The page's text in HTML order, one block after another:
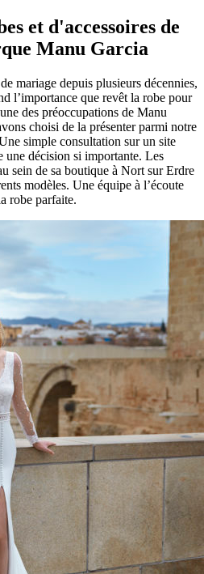
et d'accessoires de
Manu Garcia
mariage depuis plusieurs décennies,
l’importance que revêt la robe pour
des préoccupations de Manu
choisi de la présenter parmi notre
simple consultation sur un site
une décision si importante. Les
sein de sa boutique à Nort sur Erdre
modèles. Une équipe à l’écoute
robe parfaite.